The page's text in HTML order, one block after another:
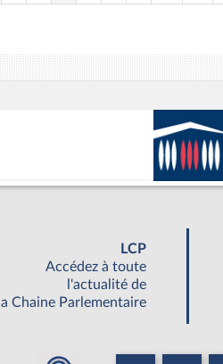
LCP
Accédez à toute
l'actualité de
la Chaine Parlementaire